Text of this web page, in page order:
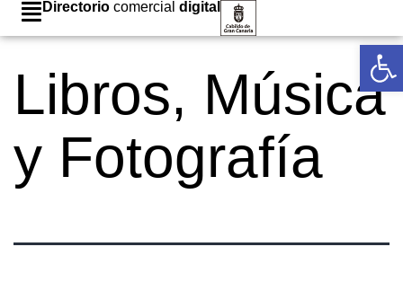
Directorio comercial digital
Libros, Música
y Fotografía